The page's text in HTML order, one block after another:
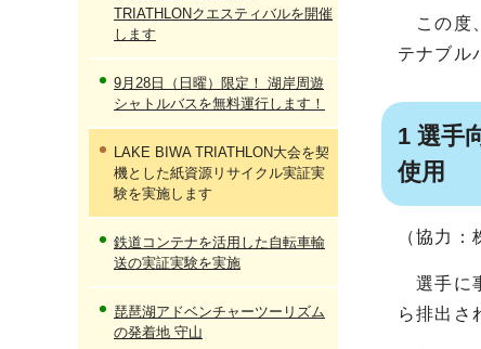
この度
テナブル
1 選手
使用
（協力
選手に
ら排出さ
TRIATHLONクエスティバルを開催
します
9月28日（日曜）限定！ 湖岸周遊
シャトルバスを無料運行します！
LAKE BIWA TRIATHLON大会を契
機とした紙資源リサイクル実証実
験を実施します
鉄道コンテナを活用した自転車輸
送の実証実験を実施
琵琶湖アドベンチャーツーリズム
の発着地 守山